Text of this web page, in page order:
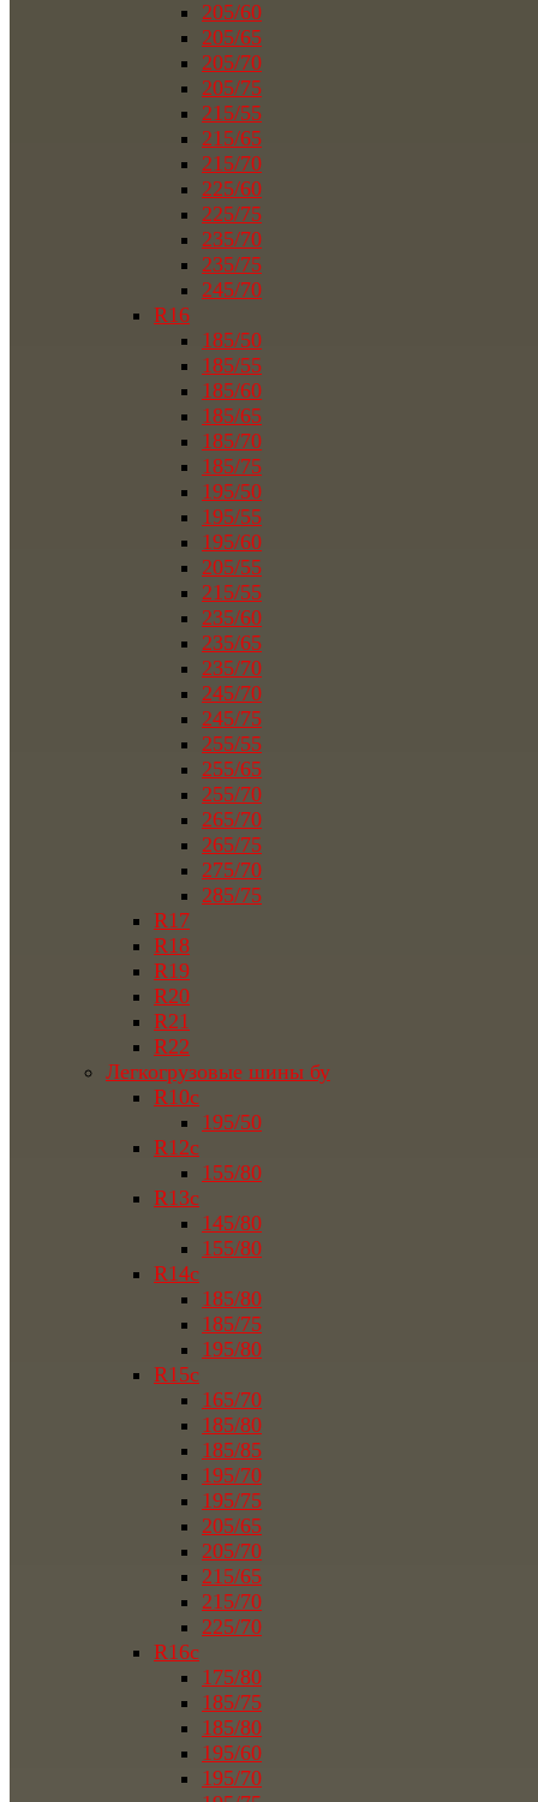
205/60
205/65
205/70
205/75
215/55
215/65
215/70
225/60
225/75
235/70
235/75
245/70
R16
185/50
185/55
185/60
185/65
185/70
185/75
195/50
195/55
195/60
205/55
215/55
235/60
235/65
235/70
245/70
245/75
255/55
255/65
255/70
265/70
265/75
275/70
285/75
R17
R18
R19
R20
R21
R22
Легкогрузовые шины бу
R10c
195/50
R12c
155/80
R13c
145/80
155/80
R14c
185/80
185/75
195/80
R15c
165/70
185/80
185/85
195/70
195/75
205/65
205/70
215/65
215/70
225/70
R16c
175/80
185/75
185/80
195/60
195/70